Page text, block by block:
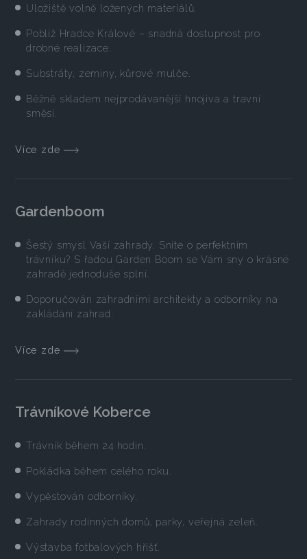
Uložiště volně ložených materiálů.
Poblíž Hradce Králové – snadná dostupnost pro
drobné realizace.
Substráty, zeminy, kůrové mulče.
Běžně skladem nejprodávanější hnojiva a travní
směsi.
Více zde
Gardenboom
Šestý smysl Vaší zahrady. Sníte o perfektním
trávníku? S řadou Garden Boom se Vám sny o krásné
zahradě jednoduše splní.
Doporučován zahradními architekty a odborníky na
zakládání zahrad.
Více zde
Trávníkové Koberce
Trávník během 24 hodin.
Pokládka během celého roku.
Vypěstován odborníky.
Zahrady rodinných domů, parky, veřejná zeleň.
Výstavba fotbalových hřišť.